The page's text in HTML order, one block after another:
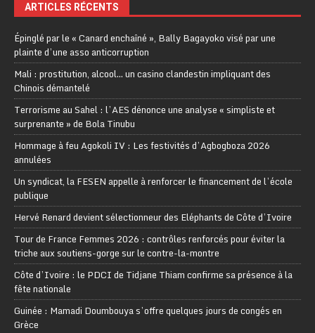
ARTICLES RÉCENTS
Épinglé par le « Canard enchaîné », Bally Bagayoko visé par une
plainte d’une asso anticorruption
Mali : prostitution, alcool… un casino clandestin impliquant des
Chinois démantelé
Terrorisme au Sahel : l’AES dénonce une analyse « simpliste et
surprenante » de Bola Tinubu
Hommage à feu Agokoli IV : Les festivités d’Agbogboza 2026
annulées
Un syndicat, la FESEN appelle à renforcer le financement de l’école
publique
Hervé Renard devient sélectionneur des Eléphants de Côte d’Ivoire
Tour de France Femmes 2026 : contrôles renforcés pour éviter la
triche aux soutiens-gorge sur le contre-la-montre
Côte d’Ivoire : le PDCI de Tidjane Thiam confirme sa présence à la
fête nationale
Guinée : Mamadi Doumbouya s’offre quelques jours de congés en
Grèce